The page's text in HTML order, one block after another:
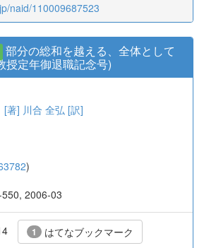
naid/110009687523
部分の総和を越える、全体として
授定年御退職記念号)
[著] 川合 全弘 [訳]
)
2006-03
1 はてなブックマーク